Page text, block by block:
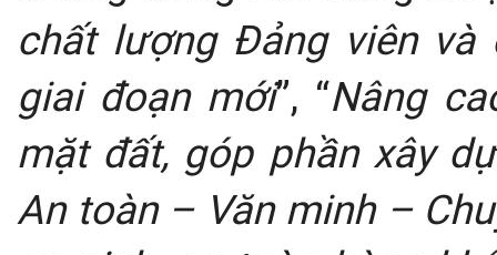
chất lượng Đảng viên
giai đoạn mới”, “Nâng
mặt đất, góp phần xây
An toàn – Văn minh –